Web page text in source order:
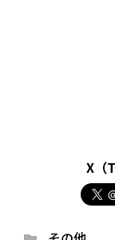
X（